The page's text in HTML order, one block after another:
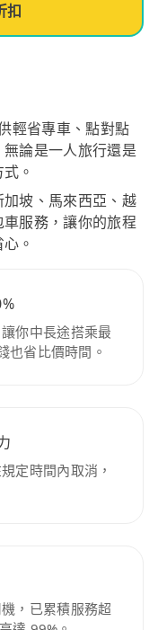
扣
輕省專車、點對點
論是一人旅行還是
。
坡、馬來西亞、越
服務，讓你的旅程
。
你中長途搭乘最
也省比價時間。
定時間內取消，
，已累積服務超